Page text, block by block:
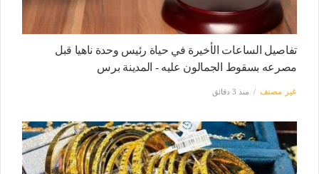
تفاصيل الساعات الأخيرة في حياة رئيس وحدة ناهيا قبل
مصرعه بسقوط الجمالون عليه - المدينة برس
غير مصنف منذ 3 دقائق